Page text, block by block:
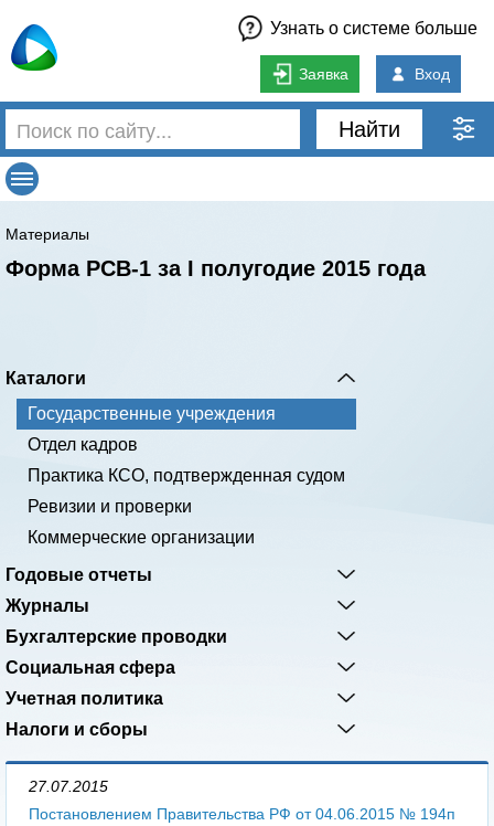
Узнать о системе больше
Заявка Вход
Найти
Материалы
Форма РСВ-1 за I полугодие 2015 года
Каталоги
Государственные учреждения
Отдел кадров
Практика КСО, подтвержденная судом
Ревизии и проверки
Коммерческие организации
Годовые отчеты
Журналы
Бухгалтерские проводки
Социальная сфера
Учетная политика
Налоги и сборы
27.07.2015
Постановлением Правительства РФ от 04.06.2015 № 194п